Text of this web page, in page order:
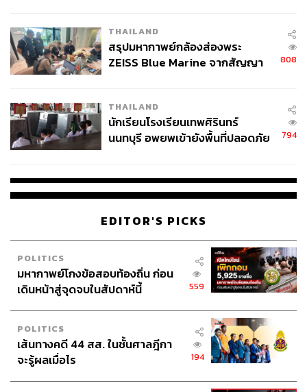
THAILAND
สรุปมหากาพย์กล้องส่องพระ
ZEISS Blue Marine จากสัญญา
จ่ายหนี้-แอบระบุแบรนด์
808
THAILAND
นักเรียนโรงเรียนเทพศิรินทร์
นนทบุรี อพยพเข้ายังพื้นที่ปลอดภัย
794
EDITOR'S PICKS
POLITICS
มหากาพย์โกงข้อสอบท้องถิ่น ก่อน
เดินหน้าสู่จุดจบในสัปดาห์นี้
559
POLITICS
เส้นทางคดี 44 สส. ในชั้นศาลฎีกา
จะรู้ผลเมื่อไร
194